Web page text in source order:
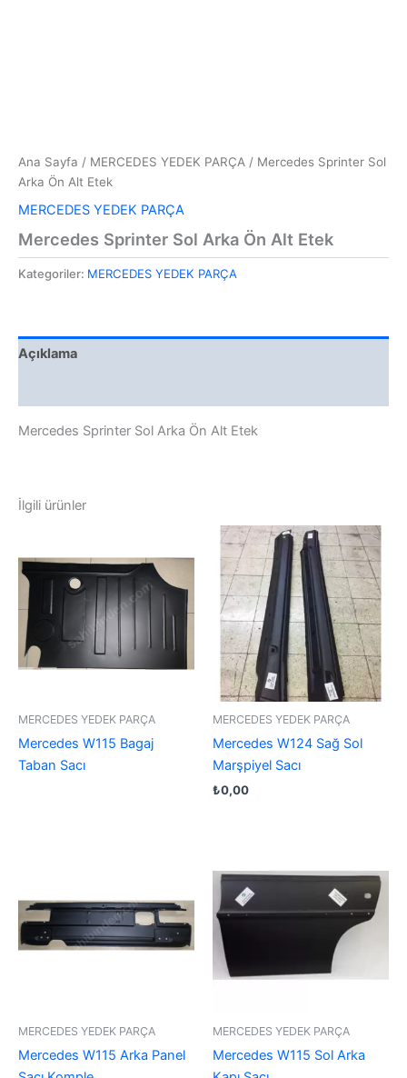
Ana Sayfa / MERCEDES YEDEK PARÇA / Mercedes Sprinter Sol
Arka Ön Alt Etek
MERCEDES YEDEK PARÇA
Mercedes Sprinter Sol Arka Ön Alt Etek
Kategoriler: MERCEDES YEDEK PARÇA
Açıklama
Mercedes Sprinter Sol Arka Ön Alt Etek
İlgili ürünler
MERCEDES YEDEK PARÇA
Mercedes W115 Bagaj
Taban Sacı
MERCEDES YEDEK PARÇA
Mercedes W124 Sağ Sol
Marşpiyel Sacı
₺0,00
MERCEDES YEDEK PARÇA
Mercedes W115 Arka Panel
MERCEDES YEDEK PARÇA
Mercedes W115 Sol Arka